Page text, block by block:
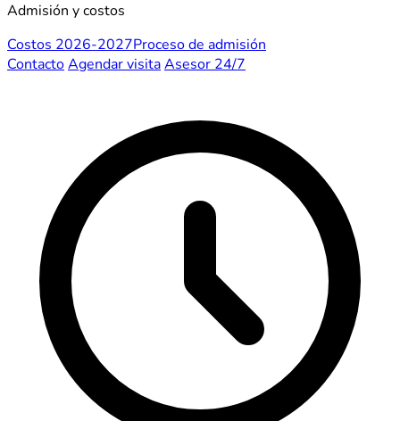
Admisión y costos
Costos 2026-2027Proceso de admisión
ContactoAgendar visitaAsesor 24/7